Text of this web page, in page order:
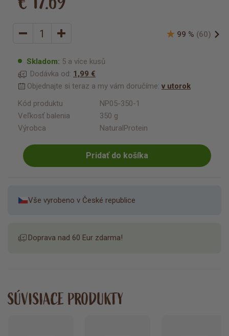
99 % (60)
Skladom: 5 a více kusů
Dodávka od: 1,99 €
Objednajte si teraz a my vám doručíme: v utorok
Kód produktu
NP05-350-1
Veľkosť balenia
350 g
Výrobca
NaturalProtein
Pridať do košíka
Vše vyrobeno v České republice
Doprava nad 60 Eur zdarma!
SÚVISIACE PRODUKTY